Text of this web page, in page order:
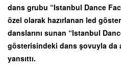
dans grubu “Istanbul Dance
özel olarak hazırlanan led
danslarını sunan “Istanbul
gösterisindeki dans şovuyla da
yansıttı.